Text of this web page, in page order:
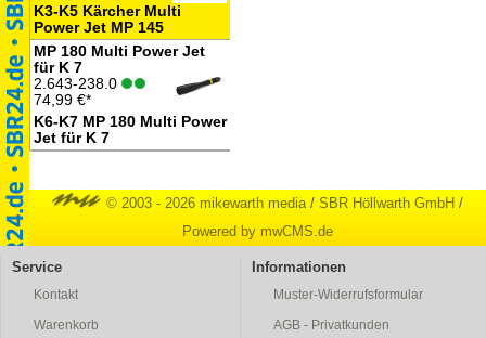
K3-K5 Kärcher Multi
Power Jet MP 145
MP 180 Multi Power Jet
für K 7
2.643-238.0
74,99 €*
K6-K7 MP 180 Multi Power
Jet für K 7
© 2003 - 2026 mikewarth media/ SBR Höllwarth GmbH /
Powered by mwCMS.de
Service
Kontakt
Warenkorb
Informationen
Muster-Widerrufsformular
AGB - Privatkunden